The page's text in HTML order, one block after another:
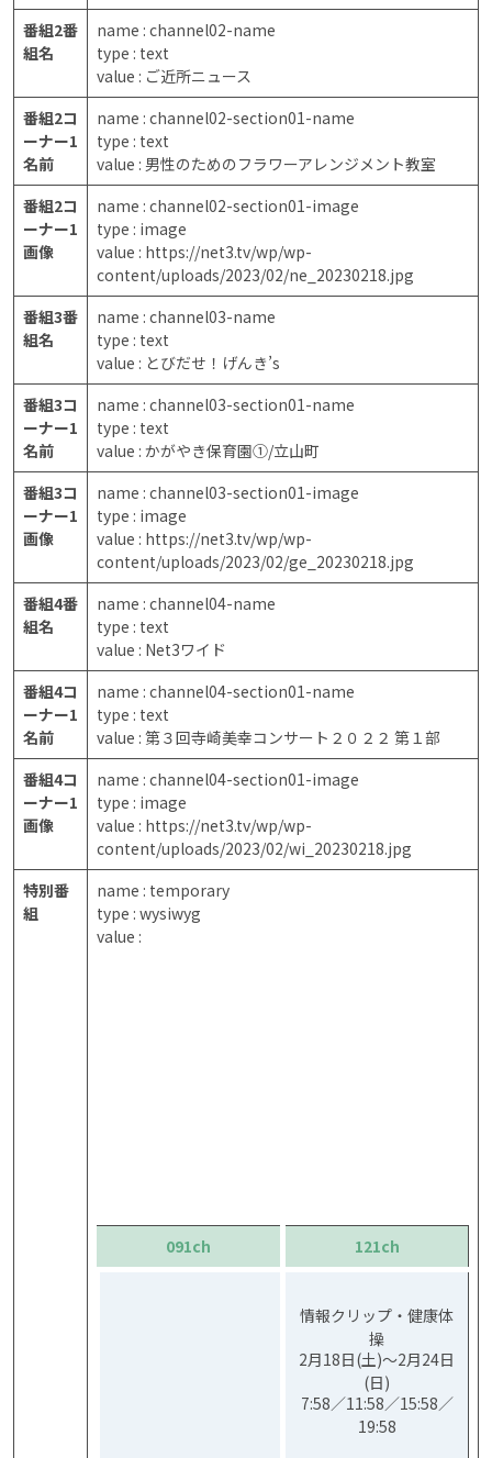
番組2番
組名
name : channel02-name
type : text
value : ご近所ニュース
番組2コ
ーナー1
名前
name : channel02-section01-name
type : text
value : 男性のためのフラワーアレンジメント教室
番組2コ
ーナー1
画像
name : channel02-section01-image
type : image
value : https://net3.tv/wp/wp-
content/uploads/2023/02/ne_20230218.jpg
番組3番
組名
name : channel03-name
type : text
value : とびだせ！げんき’s
番組3コ
ーナー1
名前
name : channel03-section01-name
type : text
value : かがやき保育園①/立山町
番組3コ
ーナー1
画像
name : channel03-section01-image
type : image
value : https://net3.tv/wp/wp-
content/uploads/2023/02/ge_20230218.jpg
番組4番
組名
name : channel04-name
type : text
value : Net3ワイド
番組4コ
ーナー1
名前
name : channel04-section01-name
type : text
value : 第３回寺崎美幸コンサート２０２２ 第１部
番組4コ
ーナー1
画像
name : channel04-section01-image
type : image
value : https://net3.tv/wp/wp-
content/uploads/2023/02/wi_20230218.jpg
特別番
組
name : temporary
type : wysiwyg
value :
091ch 121ch
情報クリップ・健康体
操
2月18日(土)～2月24日
(日)
7:58／11:58／15:58／
19:58